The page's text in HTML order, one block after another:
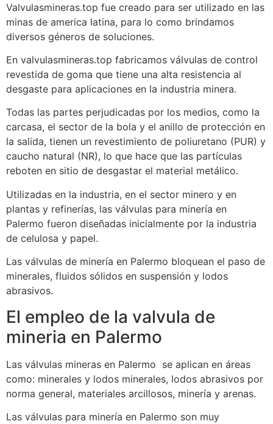
Valvulasmineras.top fue creado para ser utilizado en las
minas de america latina, para lo como brindamos
diversos géneros de soluciones.
En valvulasmineras.top fabricamos válvulas de control
revestida de goma que tiene una alta resistencia al
desgaste para aplicaciones en la industria minera.
Todas las partes perjudicadas por los medios, como la
carcasa, el sector de la bola y el anillo de protección en
la salida, tienen un revestimiento de poliuretano (PUR) y
caucho natural (NR), lo que hace que las partículas
reboten en sitio de desgastar el material metálico.
Utilizadas en la industria, en el sector minero y en
plantas y refinerías, las válvulas para minería en
Palermo fueron diseñadas inicialmente por la industria
de celulosa y papel.
Las válvulas de minería en Palermo bloquean el paso de
minerales, fluidos sólidos en suspensión y lodos
abrasivos.
El empleo de la valvula de
mineria en Palermo
Las válvulas mineras en Palermo se aplican en áreas
como: minerales y lodos minerales, lodos abrasivos por
norma general, materiales arcillosos, minería y arenas.
Las válvulas para minería en Palermo son muy